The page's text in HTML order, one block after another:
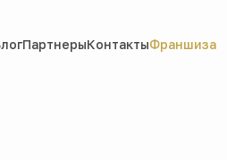
ПартнерыКонтактыФраншиза